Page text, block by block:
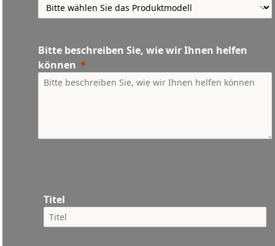
Bitte beschreiben Sie, wie wir Ihnen helfen
können
Titel